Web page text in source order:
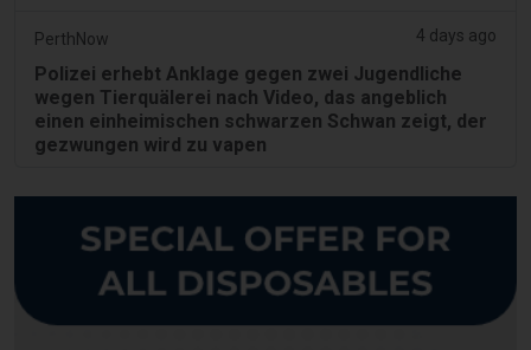
PerthNow 4 days ago
Polizei erhebt Anklage gegen zwei Jugendliche
wegen Tierquälerei nach Video, das angeblich
einen einheimischen schwarzen Schwan zeigt, der
gezwungen wird zu vapen